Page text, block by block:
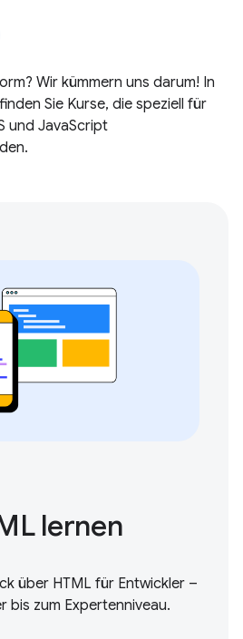
Wir kümmern uns darum! In
Sie Kurse, die speziell für
und JavaScript
lernen
über HTML für Entwickler –
bis zum Expertenniveau.